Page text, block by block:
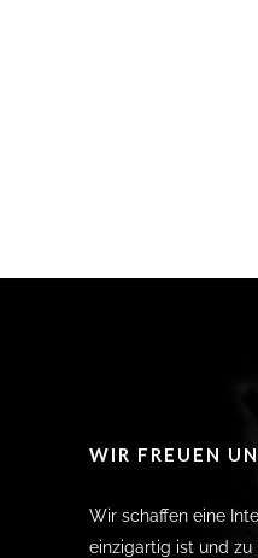
WIR FREUEN
Wir schaffen eine
einzigartig ist und zu